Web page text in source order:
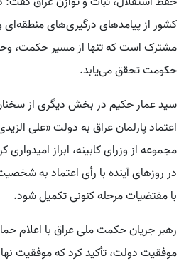
کشور از پیامدهای درگیری‌های منطقه‌ای
مشترک است که تنها از مسیر حکمت،
حکومت تحقق می‌یابد.
سید عمار حکیم در بخش دیگری از
اعتماد پارلمان عراق به دولت «علی
مجموعه از وزرای کابینه، ابراز امیدواری
در روزهای آینده با رأی اعتماد به
با مقتضیات مرحله کنونی تکمیل شود.
رهبر جریان حکمت ملی عراق با اعلام
موفقیت دولت، تأکید کرد که موفقیت